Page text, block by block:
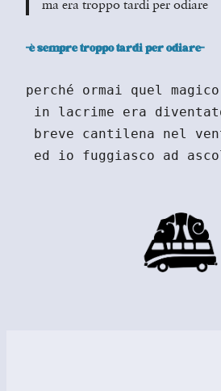
ma era troppo tardi per odiare
-è sempre troppo tardi per odiare-
perché ormai quel
in lacrime era
breve cantilena nel
ed io fuggiasco ad